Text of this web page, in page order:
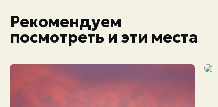
Рекомендуем
посмотреть и эти места